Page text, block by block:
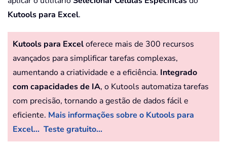
Kutools para Excel.
Kutools para Exceloferece mais de 300 recursos
avançados para simplificar tarefas complexas,
aumentando a criatividade e a eficiência. Integrado
com capacidades de IA, o Kutools automatiza tarefas
com precisão, tornando a gestão de dados fácil e
eficiente. Mais informações sobre o Kutools para
Excel... Teste gratuito...